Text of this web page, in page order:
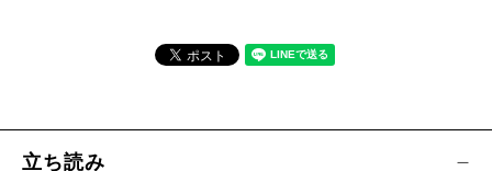
時代の最先端をゆく誘拐ミステリー
前野健太／
立ち読み